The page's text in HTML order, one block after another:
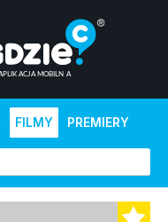
FILMY PREMIERY